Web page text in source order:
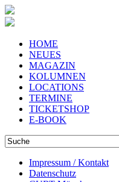
HOME
NEUES
MAGAZIN
KOLUMNEN
LOCATIONS
TERMINE
TICKETSHOP
E-BOOK
Impressum / Kontakt
Datenschutz